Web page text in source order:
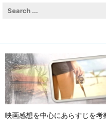
映画感想を中心にあらすじを考